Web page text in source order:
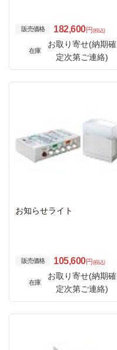
販売価格 182,600円 (税込)
在庫
お取り寄せ(納期確
定次第ご連絡)
お知らせライト
販売価格 105,600円 (税込)
在庫
お取り寄せ(納期確
定次第ご連絡)